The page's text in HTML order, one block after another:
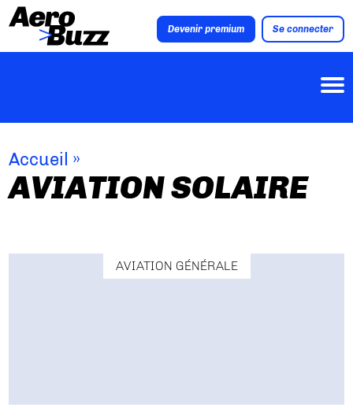
Devenir premium Se connecter
Accueil »
AVIATION SOLAIRE
AVIATION GÉNÉRALE